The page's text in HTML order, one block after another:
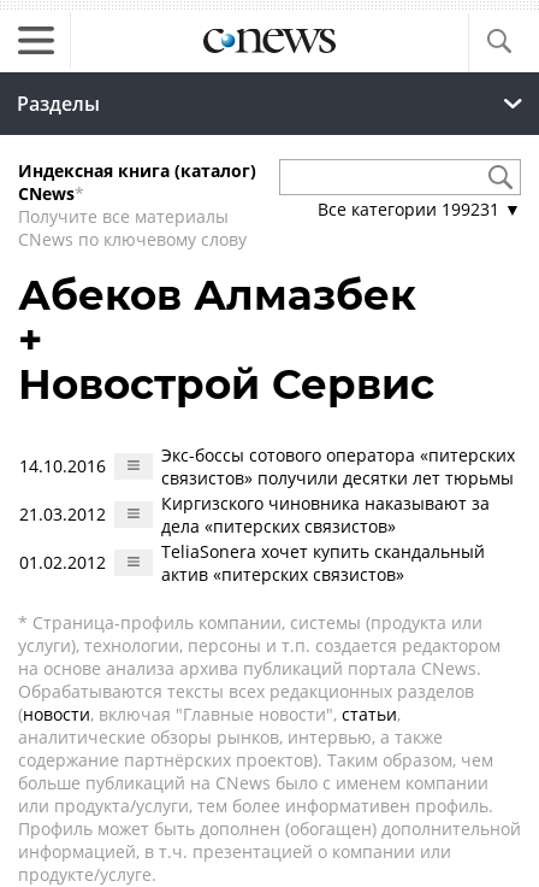
Разделы
Индексная книга (каталог)
CNews*
Получите все материалы
CNews по ключевому слову
Все категории 199231 ▼
Абеков Алмазбек
+
Новострой Сервис
14.10.2016
Экс-боссы сотового оператора «питерских
связистов» получили десятки лет тюрьмы
21.03.2012
Киргизского чиновника наказывают за
дела «питерских связистов»
01.02.2012
TeliaSonera хочет купить скандальный
актив «питерских связистов»
* Страница-профиль компании, системы (продукта или
услуги), технологии, персоны и т.п. создается редактором
на основе анализа архива публикаций портала CNews.
Обрабатываются тексты всех редакционных разделов
(новости, включая "Главные новости", статьи,
аналитические обзоры рынков, интервью, а также
содержание партнёрских проектов). Таким образом, чем
больше публикаций на CNews было с именем компании
или продукта/услуги, тем более информативен профиль.
Профиль может быть дополнен (обогащен) дополнительной
информацией, в т.ч. презентацией о компании или
продукте/услуге.